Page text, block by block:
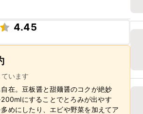
4.45
います
在。豆板醤と甜麺醤のコクが絶妙
にすることでとろみが出やす
めにしたり、エビや野菜を加えてア